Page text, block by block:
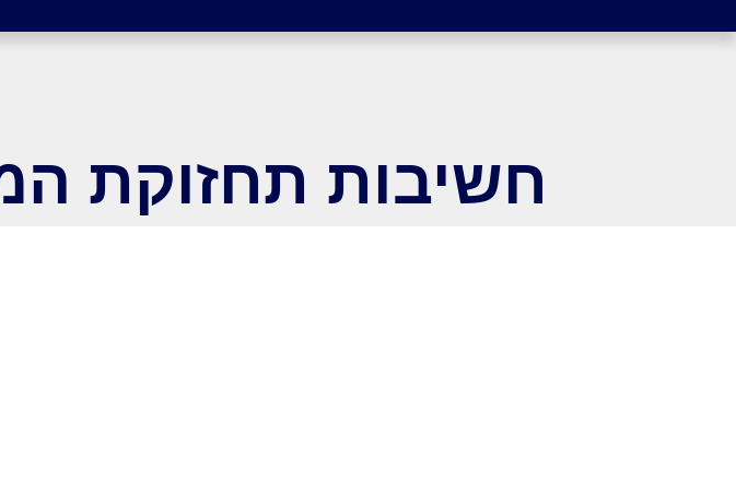
חשיבות תחזוקת